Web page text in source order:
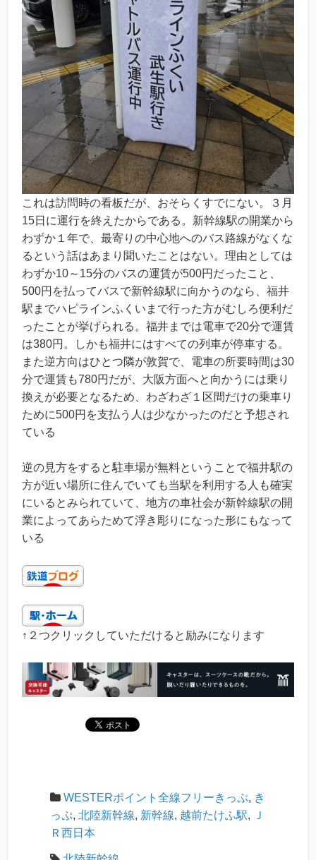
これは訪問時の看板だが、おそらくすでにない。３月
15日に運行を終えたからである。新幹線駅の開業から
わずか１年で、最寄りの中心地へのバス路線がなくな
るという話はあまり聞いたことはない。理由としては
わずか10～15分のバスの運賃が500円だったこと、
500円を払ってバスで新幹線駅に向かうのなら、福井
駅までハピラインふくいまで行った方がむしろ便利だ
ったことが挙げられる。福井までは電車で20分で運賃
は380円。しかも福井にはすべての列車が停車する。
また逆方向はひとつ隣が敦賀で、電車の所要時間は30
分で運賃も780円だが、大阪方面へと向かうには乗り
換えが必要となるため、わざわざ１区間だけの乗車り
ために500円を支払う人は少なかったのだと予想され
ている
逆の見方をすると駐車場が無料ということで福井駅の
方が近い場所に住んでいても当駅を利用する人も確実
にいるとみられていて、地方の車社会が新幹線駅の開
業によってあらためて浮き彫りになった形にもなって
いる
↑２つクリックしていただけると励みになります
WESTERポイント全線フリーきっぷ, き
っぷ, 北陸新幹線, 新幹線, 越前たけふ駅, Ｊ
Ｒ西日本